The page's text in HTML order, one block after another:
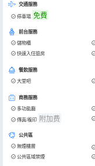
交通服務
停車場 免費
前台服務
儲物櫃
快速入住退房
餐飲服務
大堂吧
商務服務
多功能廳
傳真/複印 附加费
公共區
無煙樓層
公共區域禁煙